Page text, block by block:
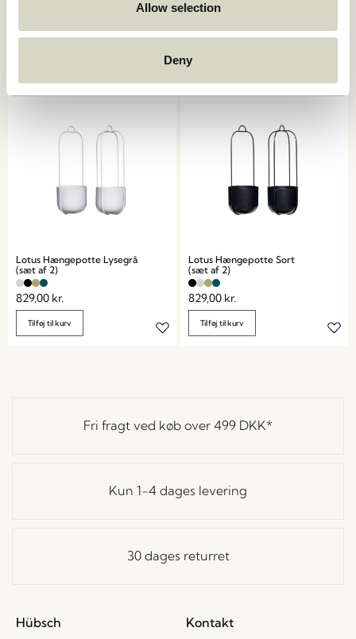
Allow selection
Deny
319,00kr.
469,00
Lotus Hængepotte Lysegrå
(sæt af 2)
829,00 kr.
Tilføj til kurv
Lotus Hængepotte Sort
(sæt af 2)
829,00 kr.
Tilføj til kurv
Fri fragt ved køb over 499 DKK*
Kun 1-4 dages levering
30 dages returret
Hübsch
Kontakt